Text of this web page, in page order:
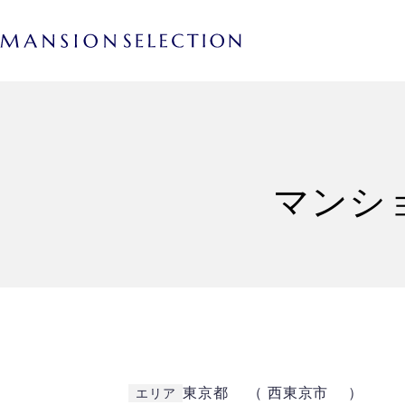
マン
エリア 東京都 （ 西東京市 ）